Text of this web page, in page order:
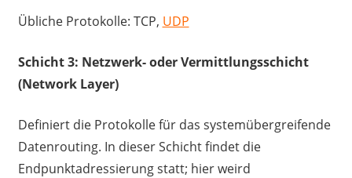
Übliche Protokolle: TCP, UDP
Schicht 3: Netzwerk- oder Vermittlungsschicht
(Network Layer)
Definiert die Protokolle für das systemübergreifende
Datenrouting. In dieser Schicht findet die
Endpunktadressierung statt; hier weird